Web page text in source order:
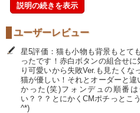
説明の続きを表示
ユーザーレビュー
星5評価：猫も小物も背景もとて
ったです！赤白ボタンの組合せ
り可愛いから失敗Ver.も見たく
猫が優しい！それとオーダーと
かった(笑)フォンデュの順番
い？？？とにかくCMポチっと
^*)